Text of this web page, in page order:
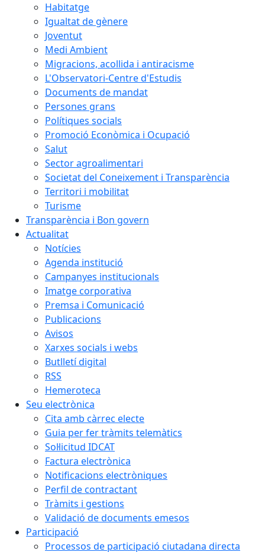
Habitatge
Igualtat de gènere
Joventut
Medi Ambient
Migracions, acollida i antiracisme
L'Observatori-Centre d'Estudis
Documents de mandat
Persones grans
Polítiques socials
Promoció Econòmica i Ocupació
Salut
Sector agroalimentari
Societat del Coneixement i Transparència
Territori i mobilitat
Turisme
Transparència i Bon govern
Actualitat
Notícies
Agenda institució
Campanyes institucionals
Imatge corporativa
Premsa i Comunicació
Publicacions
Avisos
Xarxes socials i webs
Butlletí digital
RSS
Hemeroteca
Seu electrònica
Cita amb càrrec electe
Guia per fer tràmits telemàtics
Sol·licitud IDCAT
Factura electrònica
Notificacions electròniques
Perfil de contractant
Tràmits i gestions
Validació de documents emesos
Participació
Processos de participació ciutadana directa